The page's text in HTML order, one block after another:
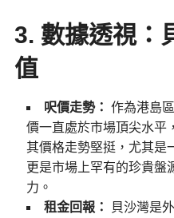
3. 數據透視：
值
呎價走勢： 作為港島
價一直處於市場頂尖水平
其價格走勢堅挺，尤其是
更是市場上罕有的珍貴盤
力。
租金回報：
貝沙灣是